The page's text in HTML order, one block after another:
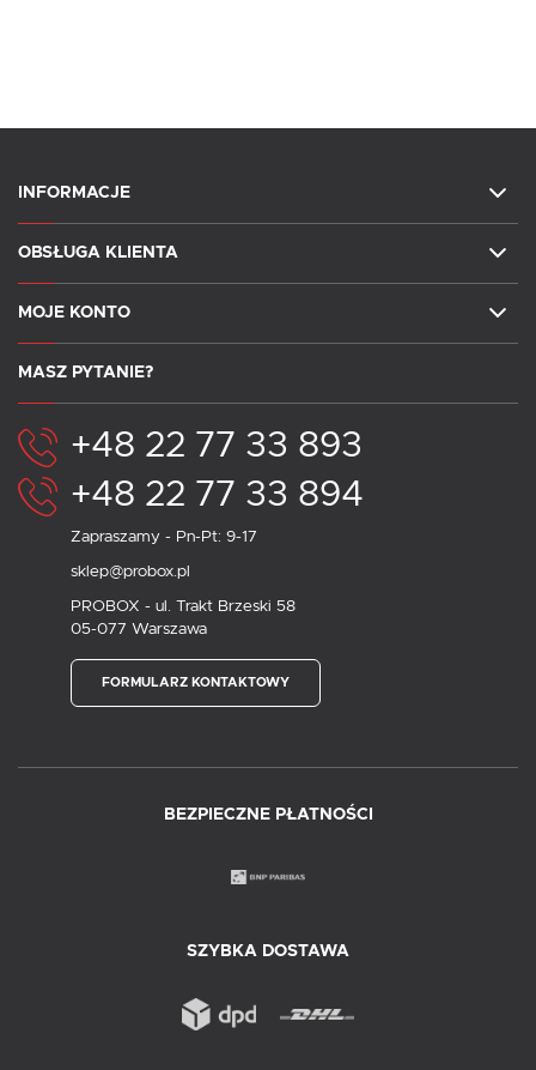
INFORMACJE
OBSŁUGA KLIENTA
MOJE KONTO
MASZ PYTANIE?
+48 22 77 33 893
+48 22 77 33 894
Zapraszamy - Pn-Pt: 9-17
sklep@probox.pl
PROBOX - ul. Trakt Brzeski 58
05-077 Warszawa
FORMULARZ KONTAKTOWY
BEZPIECZNE PŁATNOŚCI
SZYBKA DOSTAWA